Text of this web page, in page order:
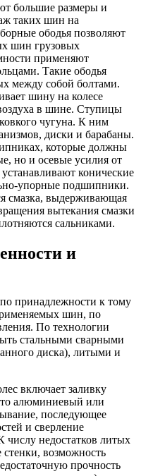
большие размеры и
таких шин на
ободья позволяют
шин грузовых
применяют
Такие ободья
между собой болтами.
шину на колесе
в шине. Ступицы
чугуна. К ним
диски и барабаны.
которые должны
но и осевые усилия от
конические
упорные подшипники.
смазка, выдерживающая
вытекания смазки
сальниками.
и
принадлежности к тому
шин, по
По технологии
стальными сварными
диска), литыми и
включает заливку
алюминиевый или
последующее
и сверление
числу недостатков литых
стенки, возможность
прочность